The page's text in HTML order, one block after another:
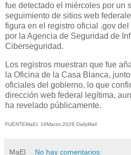
fue detectado el miércoles por un
seguimiento de sitios web
figura en el registro oficial .gov
por la Agencia de Seguridad de
Ciberseguridad.
Los registros muestran que fue
la Oficina de la Casa Blanca,
oficiales del gobierno, lo que
dirección web federal legítima,
ha revelado públicamente.
FUENTEMaEl: 19Marzo-2026 DailyMail
MaEl No hay comentarios: